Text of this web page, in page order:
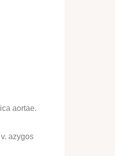
aortae.
azygos